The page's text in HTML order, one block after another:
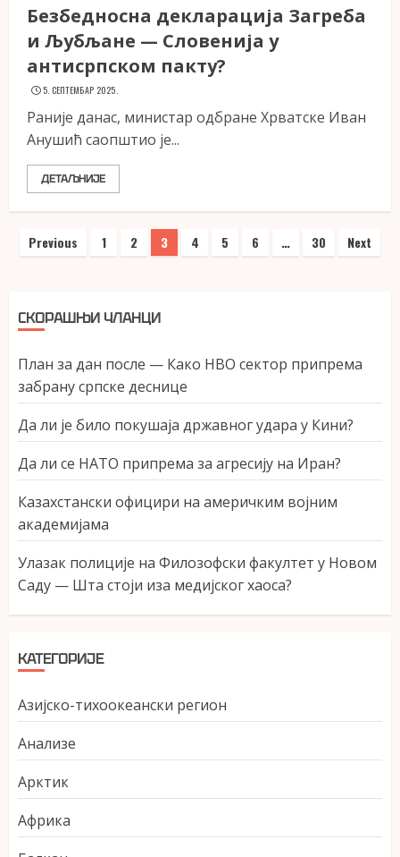
Безбедносна декларација Загреба
и Љубљане — Словенија у
антисрпском пакту?
5. СЕПТЕМБАР 2025.
Раније данас, министар одбране Хрватске Иван
Анушић саопштио је...
ДЕТАЉНИЈЕ
Пагинација
Previous 1 2 3 4 5 6 … 30 Next
СКОРАШЊИ ЧЛАНЦИ
План за дан после — Како НВО сектор припрема
забрану српске деснице
Да ли је било покушаја државног удара у Кини?
Да ли се НАТО припрема за агресију на Иран?
Казахстански официри на америчким војним
академијама
Улазак полиције на Филозофски факултет у Новом
Саду — Шта стоји иза медијског хаоса?
КАТЕГОРИЈЕ
Азијско-тихоокеански регион
Анализе
Арктик
Африка